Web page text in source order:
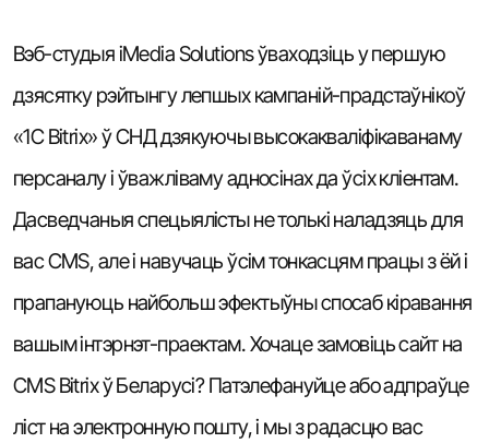
Вэб-студыя iMedia Solutions ўваходзіць у першую
дзясятку рэйтынгу лепшых кампаній-прадстаўнікоў
«1С Bitrix» ў СНД дзякуючы высокакваліфікаванаму
персаналу і ўважліваму адносінах да ўсіх кліентам.
Дасведчаныя спецыялісты не толькі наладзяць для
вас CMS, але і навучаць ўсім тонкасцям працы з ёй і
прапануюць найбольш эфектыўны спосаб кіравання
вашым інтэрнэт-праектам. Хочаце замовіць сайт на
CMS Bitrix ў Беларусі? Патэлефануйце або адпраўце
ліст на электронную пошту, і мы з радасцю вас